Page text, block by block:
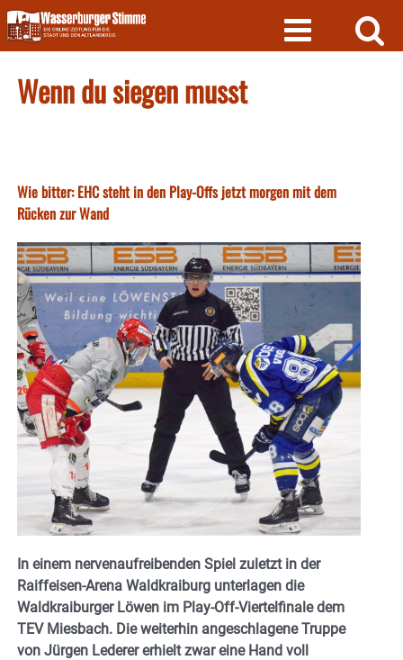
Skip
to
content
Wenn du siegen musst
Wie bitter: EHC steht in den Play-Offs jetzt morgen mit dem
Rücken zur Wand
In einem nervenaufreibenden Spiel zuletzt in der
Raiffeisen-Arena Waldkraiburg unterlagen die
Waldkraiburger Löwen im Play-Off-Viertelfinale dem
TEV Miesbach. Die weiterhin angeschlagene Truppe
von Jürgen Lederer erhielt zwar eine Hand voll